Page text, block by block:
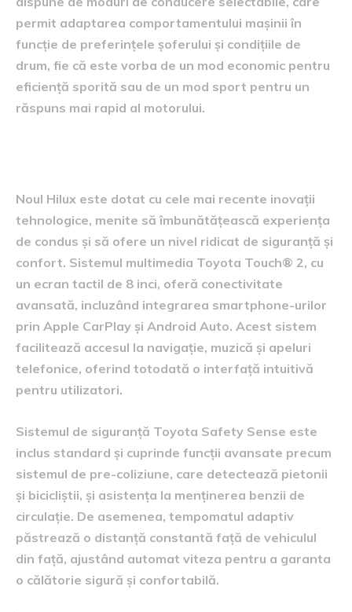
permit adaptarea comportamentului mașinii în
funcție de preferințele șoferului și condițiile de
drum, fie că este vorba de un mod economic pentru
eficiență sporită sau de un mod sport pentru un
răspuns mai rapid al motorului.
Noul Hilux este dotat cu cele mai recente inovații
tehnologice, menite să îmbunătățească experiența
de condus și să ofere un nivel ridicat de siguranță și
confort. Sistemul multimedia Toyota Touch® 2, cu
un ecran tactil de 8 inci, oferă conectivitate
avansată, incluzând integrarea smartphone-urilor
prin Apple CarPlay și Android Auto. Acest sistem
facilitează accesul la navigație, muzică și apeluri
telefonice, oferind totodată o interfață intuitivă
pentru utilizatori.
Sistemul de siguranță Toyota Safety Sense este
inclus standard și cuprinde funcții avansate precum
sistemul de pre-coliziune, care detectează pietonii
și bicicliștii, și asistența la menținerea benzii de
circulație. De asemenea, tempomatul adaptiv
păstrează o distanță constantă față de vehiculul
din față, ajustând automat viteza pentru a garanta
o călătorie sigură și confortabilă.